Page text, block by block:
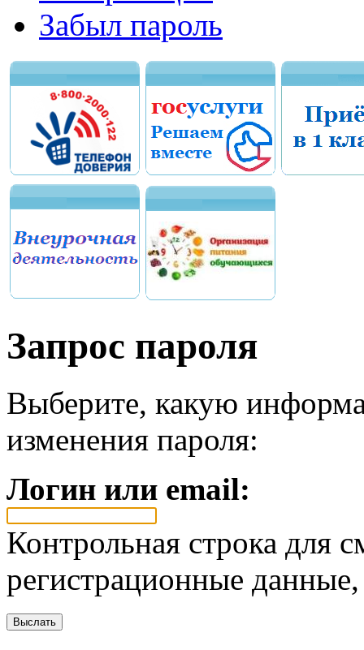
Забыл пароль
Запрос пароля
Выберите, какую
изменения пароля:
Логин или email:
Контрольная строка для
регистрационные